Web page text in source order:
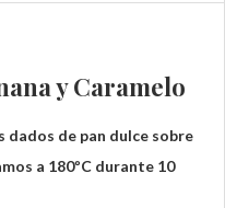
y Caramelo
dados de pan dulce sobre
a 180ºC durante 10